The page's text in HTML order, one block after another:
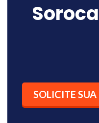
SOLICITE